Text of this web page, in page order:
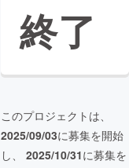
終了
このプロジェクトは、
2025/09/03に募集を開始
し、 2025/10/31に募集を